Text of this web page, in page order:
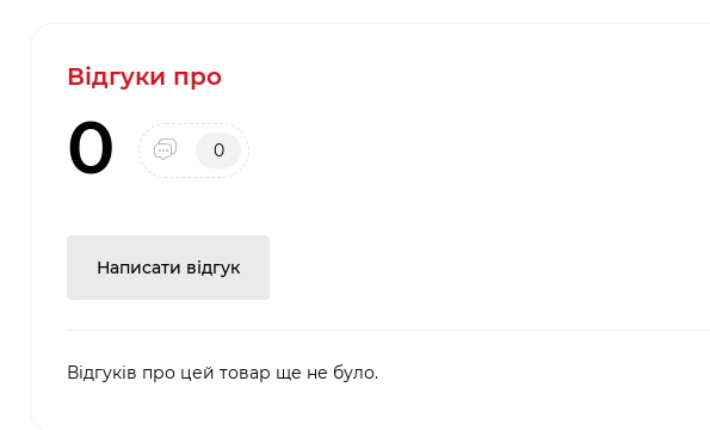
Відгуки про
0 0
Написати відгук
Відгуків про цей товар ще не було.